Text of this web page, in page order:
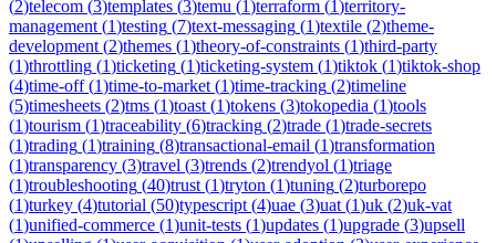
(2)telecom (3)templates (3)temu (1)terraform (1)territory-
management (1)testing (7)text-messaging (1)textile (2)theme-
development (2)themes (1)theory-of-constraints (1)third-party
(1)throttling (1)ticketing (1)ticketing-system (1)tiktok (1)tiktok-shop
(4)time-off(1)time-to-market (1)time-tracking (2)timeline
(5)timesheets (2)tms (1)toast (1)tokens (3)tokopedia (1)tools
(1)tourism (1)traceability (6)tracking (2)trade (1)trade-secrets
(1)trading (1)training (8)transactional-email (1)transformation
(1)transparency (3)travel (3)trends (2)trendyol (1)triage
(1)troubleshooting (40)trust (1)tryton (1)tuning (2)turborepo
(1)turkey (4)tutorial (50)typescript (4)uae (3)uat (1)uk (2)uk-vat
(1)unified-commerce (1)unit-tests (1)updates (1)upgrade (3)upsell